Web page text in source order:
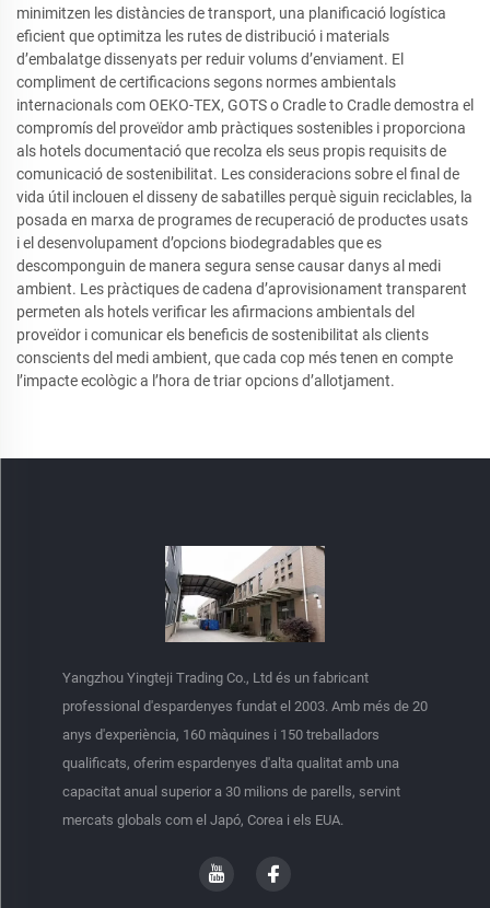
minimitzen les distàncies de transport, una planificació logística
eficient que optimitza les rutes de distribució i materials
d’embalatge dissenyats per reduir volums d’enviament. El
compliment de certificacions segons normes ambientals
internacionals com OEKO-TEX, GOTS o Cradle to Cradle demostra el
compromís del proveïdor amb pràctiques sostenibles i proporciona
als hotels documentació que recolza els seus propis requisits de
comunicació de sostenibilitat. Les consideracions sobre el final de
vida útil inclouen el disseny de sabatilles perquè siguin reciclables, la
posada en marxa de programes de recuperació de productes usats
i el desenvolupament d’opcions biodegradables que es
descomponguin de manera segura sense causar danys al medi
ambient. Les pràctiques de cadena d’aprovisionament transparent
permeten als hotels verificar les afirmacions ambientals del
proveïdor i comunicar els beneficis de sostenibilitat als clients
conscients del medi ambient, que cada cop més tenen en compte
l’impacte ecològic a l’hora de triar opcions d’allotjament.
Yangzhou Yingteji Trading Co., Ltd és un fabricant
professional d'espardenyes fundat el 2003. Amb més de 20
anys d'experiència, 160 màquines i 150 treballadors
qualificats, oferim espardenyes d'alta qualitat amb una
capacitat anual superior a 30 milions de parells, servint
mercats globals com el Japó, Corea i els EUA.